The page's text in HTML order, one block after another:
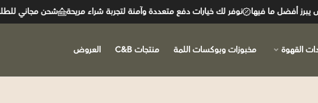
ما فيها نوفر لك خيارات دفع متعددة وآمنة لتجربة شراء مريحة شحن مجاني للطلب ب 100 ريال أو أكثر
القهوة مخبوزات وبوكسات اللمة منتجات C&B العروض